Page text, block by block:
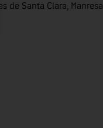
de Santa Clara, Manresa